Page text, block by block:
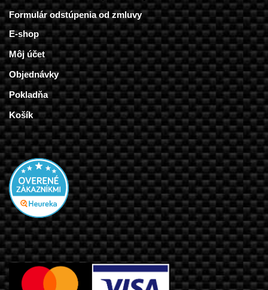
Formulár odstúpenia od zmluvy
E-shop
Môj účet
Objednávky
Pokladňa
Košík